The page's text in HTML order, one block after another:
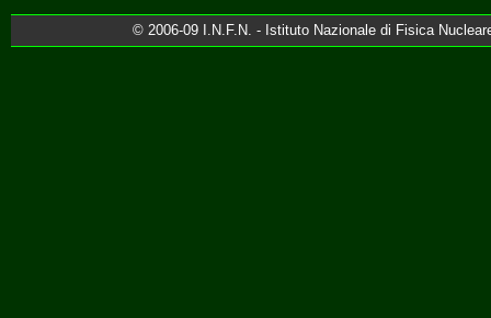
© 2006-09 I.N.F.N. - Istituto Nazionale di Fisica